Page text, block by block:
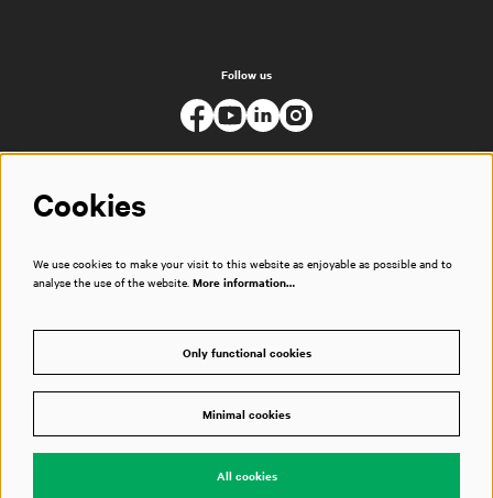
Follow us
Powered byCultureSuite
Cookies
We use cookies to make your visit to this website as enjoyable as possible and to
analyse the use of the website. More information…
Only functional cookies
Minimal cookies
All cookies